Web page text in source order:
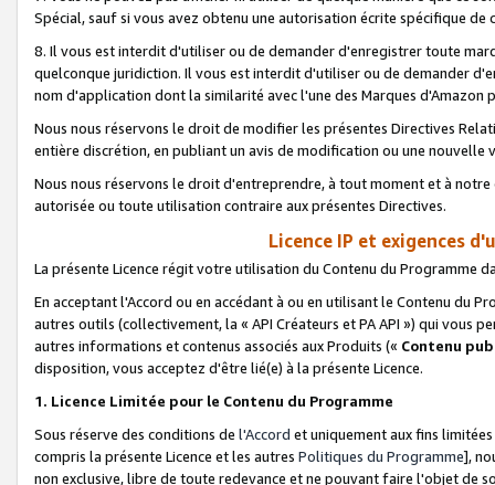
Spécial, sauf si vous avez obtenu une autorisation écrite spécifique de
8. Il vous est interdit d'utiliser ou de demander d'enregistrer toute
quelconque juridiction. Il vous est interdit d'utiliser ou de demander
nom d'application dont la similarité avec l'une des Marques
Nous nous réservons le droit de modifier les présentes Directives
entière discrétion, en publiant un avis de modification ou une nouvelle
Nous nous réservons le droit d'entreprendre, à tout moment et à
autorisée ou toute utilisation contraire aux présentes Directives.
Licence IP et exigences
La présente Licence régit votre utilisation du Contenu du Programme
En acceptant l'Accord ou en accédant à ou en utilisant le Contenu du
autres outils (collectivement, la « API Créateurs et PA API ») qui vous
autres informations et contenus associés aux Produits (« Contenu
disposition, vous acceptez d'être lié(e) à la présente Licence.
1. Licence Limitée pour le Contenu du Programme
Sous réserve des conditions de l'Accord et uniquement aux fins
compris la présente Licence et les autres Politiques du Programme],
non exclusive, libre de toute redevance et ne pouvant faire l'objet de